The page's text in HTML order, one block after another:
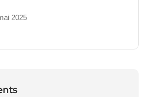
2025